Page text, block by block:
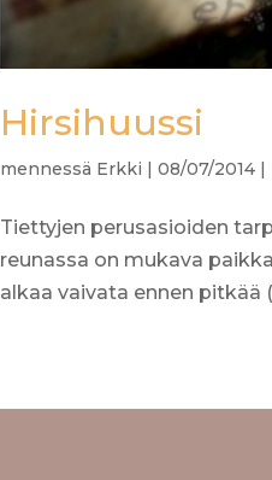
Hirsihuussi
mennessä Erkki |08/07/2014 |
Tiettyjen perusasioiden
reunassa on mukava
alkaa vaivata ennen pitkää